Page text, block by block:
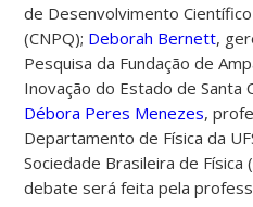
de Desenvolvimento
(CNPQ); Deborah Bernett,
Pesquisa da Fundação de
Inovação do Estado de Santa
Débora Peres Menezes,
Departamento de Física da
Sociedade Brasileira de Física
debate será feita pela